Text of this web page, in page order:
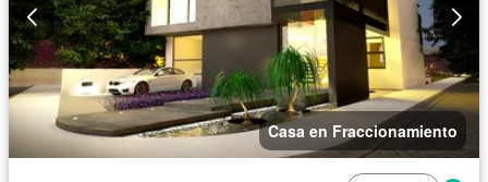
Casa en Fraccionamiento